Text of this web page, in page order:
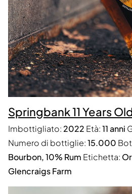
Springbank 11 Years
Imbottigliato: 2022 Età:11 anni
Numero di bottiglie:15.000
Bourbon, 10% Rum Etichetta:
Glencraigs Farm